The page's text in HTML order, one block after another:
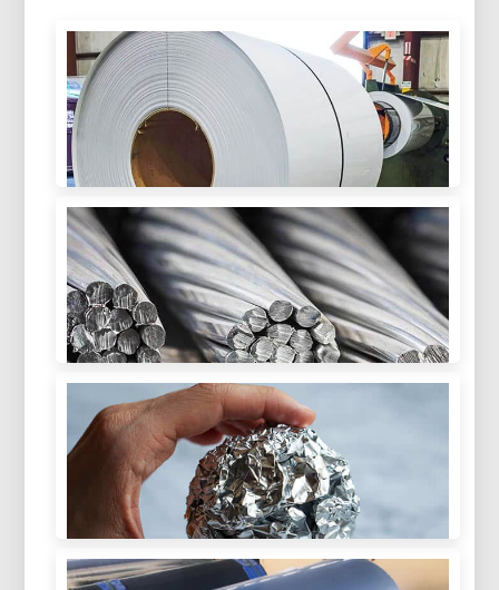
bánh sandwich nhẹ và lớp phủ nhiều lớp bảo vệ
cho bộ sưu tập thế hệ tiếp theo.
Hợp kim phổ biến của xe tải lạnh
được sử dụng cuộn nhôm tráng PE
sử dụng cuộn nhôm phủ PE, bao gồm 3003,
3004, Và 3105. Được thiết kế để chống ăn mòn
tuyệt vời, khả năng tạo hình, và hiệu suất ngoài
trời lâu dài.
Nhôm có dẫn điện không? Của cải,
Công dụng & Giải thích lợi ích
điện của nhôm, lợi thế chính, và tại sao nó được